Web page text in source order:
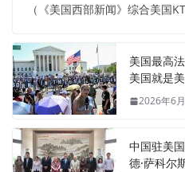
（《美国西部新闻》综合美国
美国最高
美国就是
2026年6
中国驻美
德·萨科尔